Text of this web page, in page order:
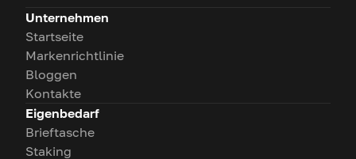
Unternehmen
Startseite
Markenrichtlinie
Bloggen
Kontakte
Eigenbedarf
Brieftasche
Staking